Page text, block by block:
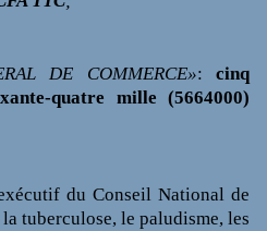
AL DE COMMERCE»: cinq
quatre mille (5664000)
du Conseil National de
tuberculose, le paludisme, les